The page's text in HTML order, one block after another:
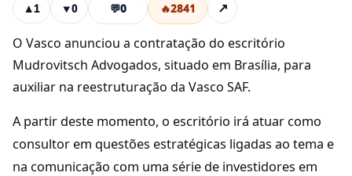
▲1 ▼0 💬0 🔥2841 ↗
O Vasco anunciou a contratação do escritório
Mudrovitsch Advogados, situado em Brasília, para
auxiliar na reestruturação da Vasco SAF.
A partir deste momento, o escritório irá atuar como
consultor em questões estratégicas ligadas ao tema e
na comunicação com uma série de investidores em